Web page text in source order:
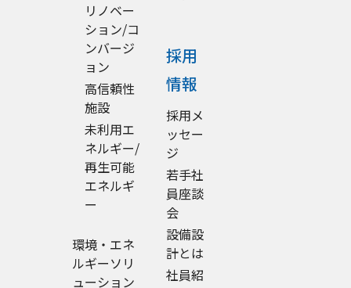
リノベー
ション/コ
ンバージ
ョン
高信頼性
施設
未利用エ
ネルギー/
再生可能
エネルギ
ー
環境・エネ
ルギーソリ
ューション
採用
情報
採用メ
ッセー
ジ
若手社
員座談
会
設備設
計とは
社員紹